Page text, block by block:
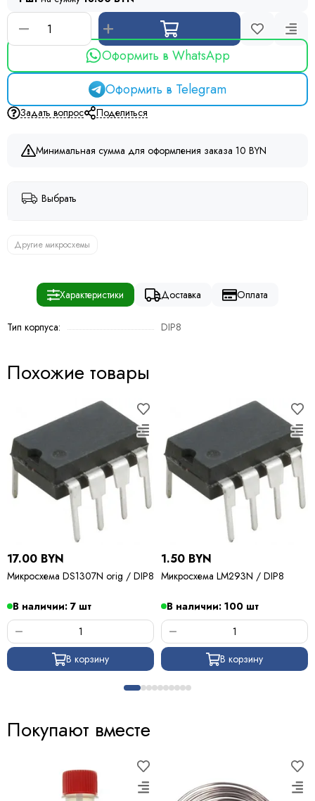
Оформить в WhatsApp
Оформить в Telegram
Задать вопрос Поделиться
Минимальная сумма для оформления заказа 10 BYN
Выбрать
Другие микросхемы
Характеристики Доставка Оплата
Тип корпуса: DIP8
Похожие товары
17.00 BYN
Микросхема DS1307N orig / DIP8
В наличии: 7 шт
В корзину
1.50 BYN
Микросхема LM293N / DIP8
В наличии: 100 шт
В корзину
Покупают вместе